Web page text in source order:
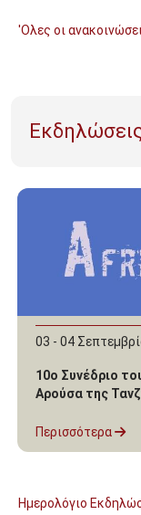
'Ολες οι
03 - 04
10ο Συνέδριο
Αρούσα της
Περισσότερα
Ημερολόγιο